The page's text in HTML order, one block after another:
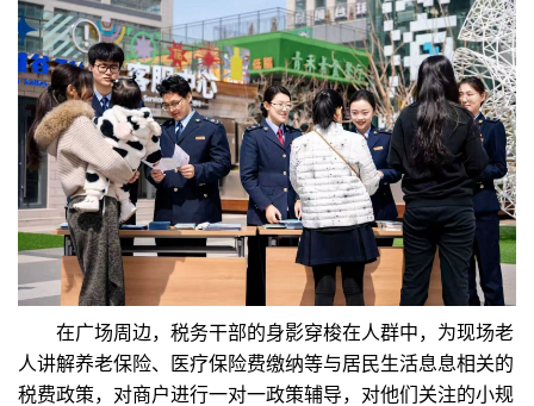
在广场周边，税务干部的身影穿梭在人群中，为现场老
人讲解养老保险、医疗保险费缴纳等与居民生活息息相关的
税费政策，对商户进行一对一政策辅导，对他们关注的小规